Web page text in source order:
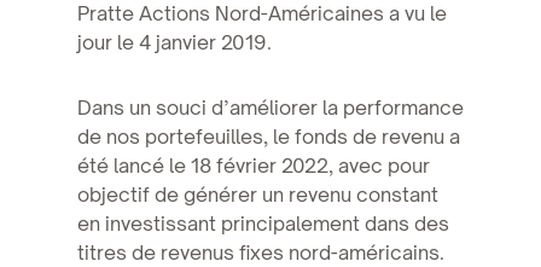
Pratte Actions Nord-Américaines a vu le
jour le 4 janvier 2019.
Dans un souci d’améliorer la performance
de nos portefeuilles, le fonds de revenu a
été lancé le 18 février 2022, avec pour
objectif de générer un revenu constant
en investissant principalement dans des
titres de revenus fixes nord-américains.